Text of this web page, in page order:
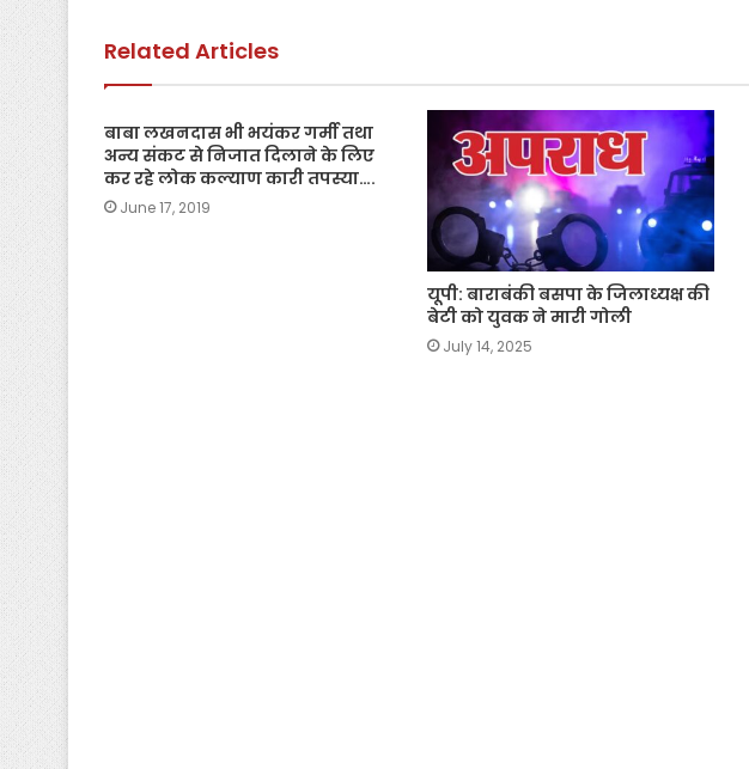
o
k
p
Related Articles
बाबा लखनदास भी भयंकर गर्मी तथा
अन्य संकट से निजात दिलाने के लिए
कर रहे लोक कल्याण कारी तपस्या….
June 17, 2019
यूपी: बाराबंकी बसपा के जिलाध्यक्ष की
बेटी को युवक ने मारी गोली
July 14, 2025